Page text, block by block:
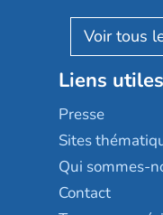
Reseda
Stella
Les villages
Sérénys
Résidences
Résidalya
Groupe aplus
AGE D'OR
Liens utiles
Presse
Sites
Qui sommes-
Contact